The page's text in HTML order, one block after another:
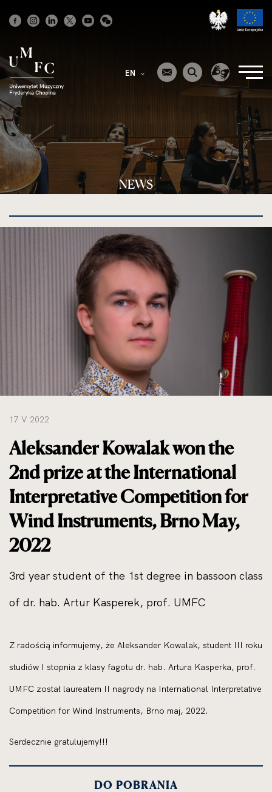
główna
EN
NEWS
spowoduje
powiększenie
zdjęcia
do
rozmiarów
oryginalnych
17 V 2022
Aleksander Kowalak won the
2nd prize at the International
Interpretative Competition for
Wind Instruments, Brno May,
2022
3rd year student of the 1st degree in bassoon class
of dr. hab. Artur Kasperek, prof. UMFC
Z radością informujemy, że Aleksander Kowalak, student III roku
studiów I stopnia z klasy fagotu dr. hab. Artura Kasperka, prof.
UMFC został laureatem II nagrody na International Interpretative
Competition for Wind Instruments, Brno maj, 2022.
Serdecznie gratulujemy!!!
DO POBRANIA